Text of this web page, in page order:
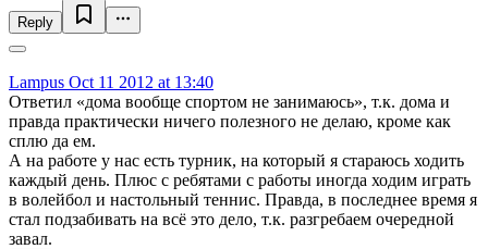
Reply
Lampus Oct 11 2012 at 13:40
Ответил «дома вообще спортом не занимаюсь», т.к. дома и
правда практически ничего полезного не делаю, кроме как
сплю да ем.
А на работе у нас есть турник, на который я стараюсь ходить
каждый день. Плюс с ребятами с работы иногда ходим играть
в волейбол и настольный теннис. Правда, в последнее время я
стал подзабивать на всё это дело, т.к. разгребаем очередной
завал.